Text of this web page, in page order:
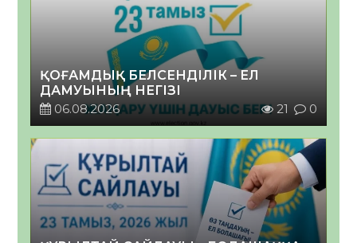
ҚОҒАМДЫҚ БЕЛСЕНДІЛІК – ЕЛ
ДАМУЫНЫҢ НЕГІЗІ
06.08.2026
21 0